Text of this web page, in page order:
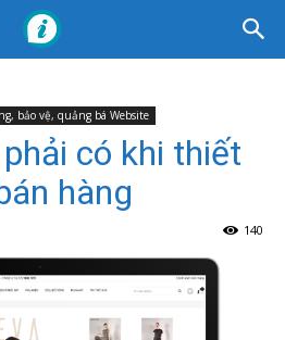
bảo vệ, quảng bá Website
có khi thiết
hàng
140